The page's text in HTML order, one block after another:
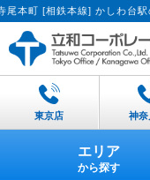
鉄本線] かしわ台駅の貸倉
東京店 神奈
エリア
から探す